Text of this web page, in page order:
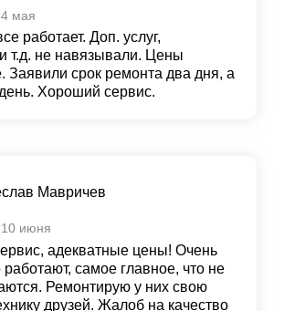
4 мая
работает. Доп. услуг,
т.д. не навязывали. Цены
Заявили срок ремонта два дня, а
Хороший сервис.
Мавричев
10 июня
адекватные цены! Очень
самое главное, что не
Ремонтирую у них свою
друзей. Жалоб на качество